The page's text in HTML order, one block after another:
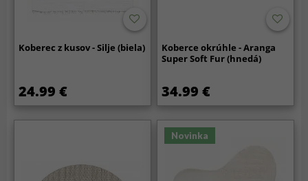
Koberec z kusov - Silje (biela)
24.99 €
Koberce okrúhle - Aranga
Super Soft Fur (hnedá)
34.99 €
Novinka